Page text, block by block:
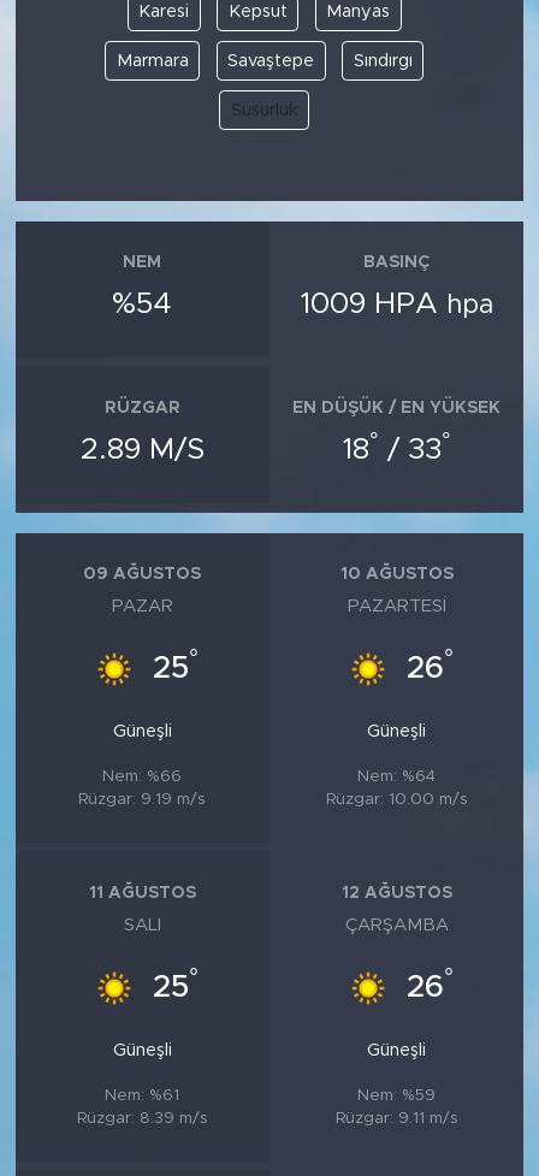
Karesi Kepsut Manyas
Marmara Savaştepe Sındırgı
Susurluk
NEM
%54
BASINÇ
1009 HPA hpa
RÜZGAR
2.89 M/S
EN DÜŞÜK / EN YÜKSEK
18° / 33°
09 AĞUSTOS
PAZAR
25°
Güneşli
Nem: %66
Rüzgar: 9.19 m/s
10 AĞUSTOS
PAZARTESI
26°
Güneşli
Nem: %64
Rüzgar: 10.00 m/s
11 AĞUSTOS
SALI
25°
Güneşli
Nem: %61
Rüzgar: 8.39 m/s
12 AĞUSTOS
ÇARŞAMBA
26°
Güneşli
Nem: %59
Rüzgar: 9.11 m/s
YAŞAM
TARİHTEN GÜNÜMÜZE
KADIN
MEDYA KÖŞESİ
FOTO GALERİ
VİDEOLAR
SOSYAL MEDYA